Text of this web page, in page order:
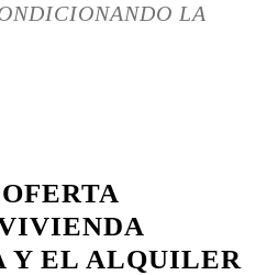
LA
Y EL ALQUILER